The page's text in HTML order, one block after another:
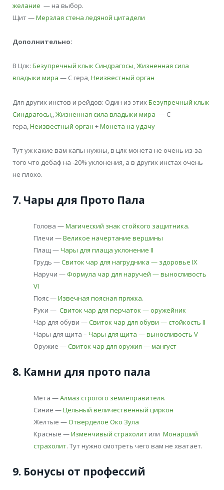
желание — на выбор.
Щит —Мерзлая стена ледяной цитадели
Дополнительно:
В Цлк: Безупречный клык Синдрагосы,Жизненная сила
владыки мира — С гера,Неизвестный орган
Для других инстов и рейдов: Один из этих Безупречный клык
Синдрагосы Жизненная сила владыки мира — С
гера, Неизвестный орган +Монета на удачу
Тут уж какие вам капы нужны, в цлк монета не очень из-за
того что дебаф на -20% уклонения, а в других инстах очень
не плохо.
7. Чары для Прото Пала
Голова —Магический знак стойкого защитника.
Плечи —Великое начертание вершины
Плащ —Чары для плаща уклонение II
Грудь —Свиток чар для нагрудника — здоровье IX
Наручи — Формула чар для наручей — выносливость
VI
Пояс —Извечная поясная пряжка.
Руки — Свиток чар для перчаток — оружейник
Чар для обуви —Свиток чар для обуви — стойкость II
Чары для щита – Чары для щита — выносливость V
Оружие —Свиток чар для оружия — мангуст
8. Камни для прото пала
Мета —Алмаз строгого землеправителя.
Синие —Цельный величественный циркон
Желтые —Отверделое Око Зула
Красные —Изменчивый страхолит или Монарший
страхолит. Тут нужно смотреть чего вам не хватает.
9. Бонусы от профессий